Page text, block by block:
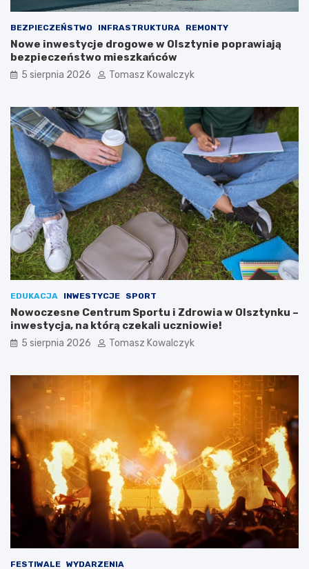
BEZPIECZEŃSTWO INFRASTRUKTURA REMONTY
Nowe inwestycje drogowe w Olsztynie poprawiają
bezpieczeństwo mieszkańców
5 sierpnia 2026 Tomasz Kowalczyk
EDUKACJA INWESTYCJE SPORT
Nowoczesne Centrum Sportu i Zdrowia w Olsztynku –
inwestycja, na którą czekali uczniowie!
5 sierpnia 2026 Tomasz Kowalczyk
FESTIWALE WYDARZENIA